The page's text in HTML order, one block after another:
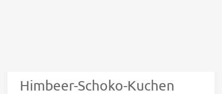
Himbeer-Schoko-Kuchen